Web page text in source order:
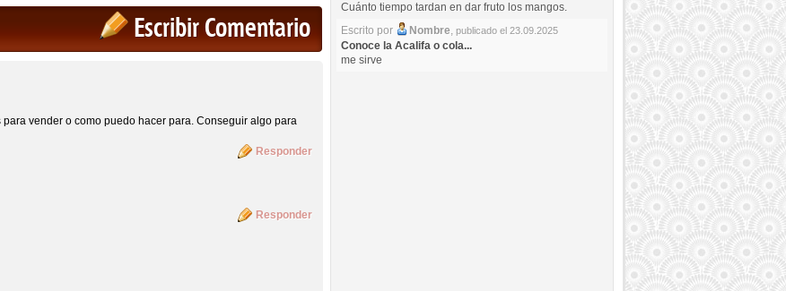
Escribir Comentario
vender o como puedo hacer para. Conseguir algo para
Responder
Responder
Cuánto tiempo tardan en dar fruto los mangos.
Escrito por
Nombre, publicado el 23.09.2025
Conoce la Acalifa o cola...
me sirve